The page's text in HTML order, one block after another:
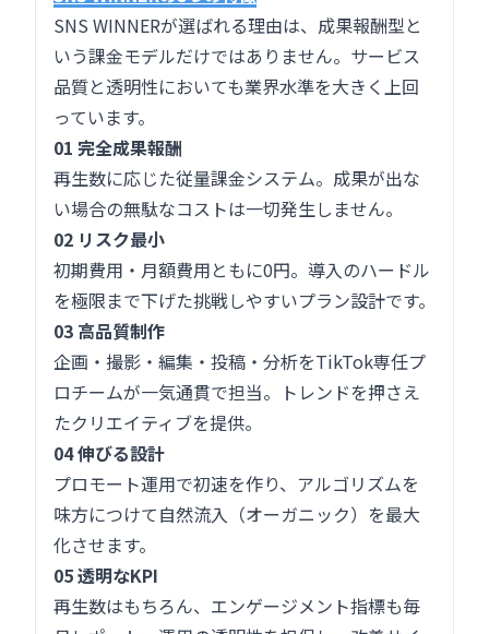
SNS WINNERが選ばれる理由は、成果報酬型と
いう課金モデルだけではありません。サービス
品質と透明性においても業界水準を大きく上回
っています。
01 完全成果報酬
再生数に応じた従量課金システム。成果が出な
い場合の無駄なコストは一切発生しません。
02 リスク最小
初期費用・月額費用ともに0円。導入のハードル
を極限まで下げた挑戦しやすいプラン設計です。
03 高品質制作
企画・撮影・編集・投稿・分析をTikTok専任プ
ロチームが一気通貫で担当。トレンドを押さえ
たクリエイティブを提供。
04 伸びる設計
プロモート運用で初速を作り、アルゴリズムを
味方につけて自然流入（オーガニック）を最大
化させます。
05 透明なKPI
再生数はもちろん、エンゲージメント指標も毎